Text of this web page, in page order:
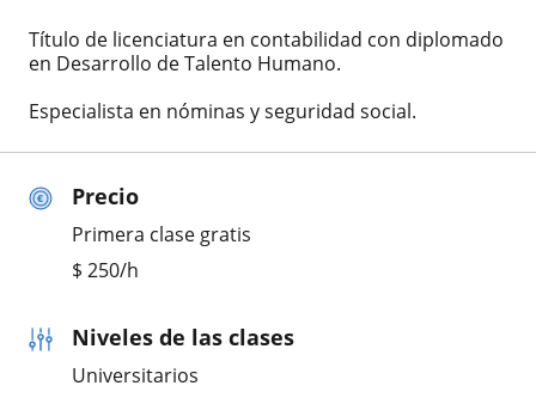
Precio
Primera clase gratis
$ 250/h
Niveles de las clases
Universitarios
Título de licenciatura en contabilidad con diplomado
en Desarrollo de Talento Humano.
Especialista en nóminas y seguridad social.